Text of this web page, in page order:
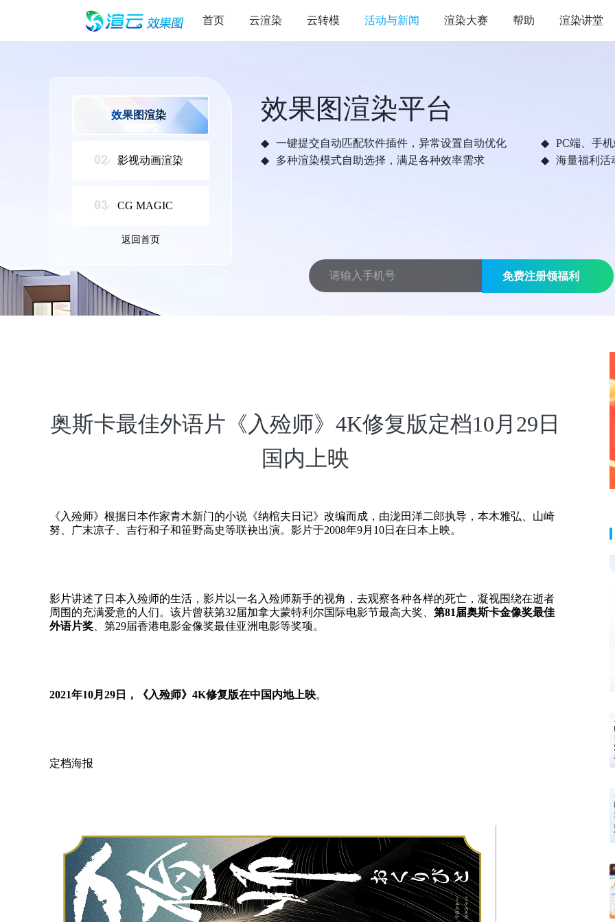
首页 云渲染 云转模 活动与新闻 渲染大赛 帮助 渲染讲堂
效果图渲染
影视动画渲染
CG MAGIC
返回首页
效果图渲染平台
一键提交自动匹配软件插件，异常设置自动优化
PC端、手
多种渲染模式自助选择，满足各种效率需求
海量福利活
免费注册领福利
奥斯卡最佳外语片《入殓师》4K修复版定档10月29日
国内上映
《入殓师》根据日本作家青木新门的小说《纳棺夫日记》改编而成，由泷田洋二郎执导，本木雅弘、山崎
努、广末凉子、吉行和子和笹野高史等联袂出演。影片于2008年9月10日在日本上映。
影片讲述了日本入殓师的生活，影片以一名入殓师新手的视角，去观察各种各样的死亡，凝视围绕在逝者
周围的充满爱意的人们。该片曾获第32届加拿大蒙特利尔国际电影节最高大奖、 第81届奥斯卡金像奖最佳
外语片奖 、第29届香港电影金像奖最佳亚洲电影等奖项。
2021年10月29日，《入殓师》4K修复版在中国内地上映。
定档海报